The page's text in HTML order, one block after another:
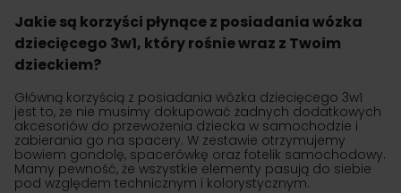
Jakie są korzyści płynące z posiadania wózka
dziecięcego 3w1, który rośnie wraz z Twoim
dzieckiem?
Główną korzyścią z posiadania wózka dziecięcego 3w1
jest to, że nie musimy dokupować żadnych dodatkowych
akcesoriów do przewożenia dziecka w samochodzie i
zabierania go na spacery. W zestawie otrzymujemy
bowiem gondolę, spacerówkę oraz fotelik samochodowy.
Mamy pewność, że wszystkie elementy pasują do siebie
pod względem technicznym i kolorystycznym.